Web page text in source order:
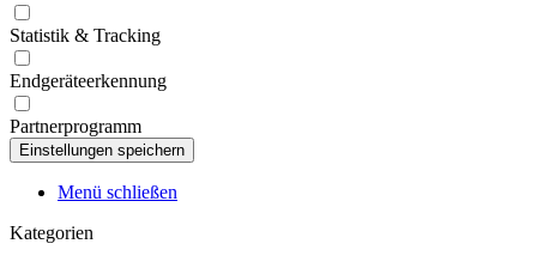
Statistik & Tracking
Endgeräteerkennung
Partnerprogramm
Menü schließen
Kategorien